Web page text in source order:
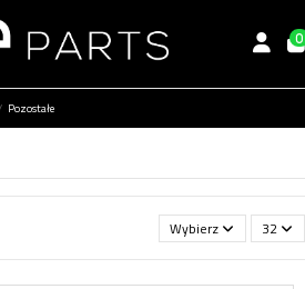
0
Pozostałe
Wybierz 32